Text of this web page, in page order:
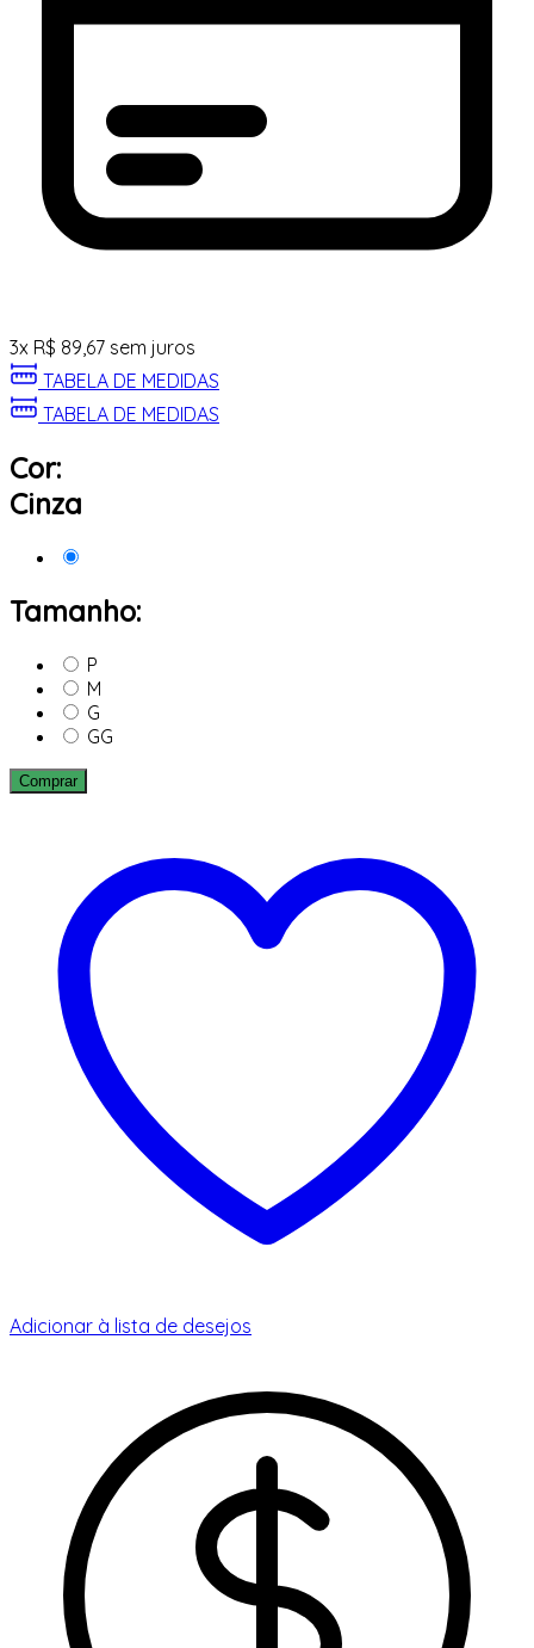
3x R$ 89,67 sem juros
TABELA DE MEDIDAS
TABELA DE MEDIDAS
Cor:
Cinza
Tamanho:
P
M
G
GG
Comprar
Adicionar à lista de desejos